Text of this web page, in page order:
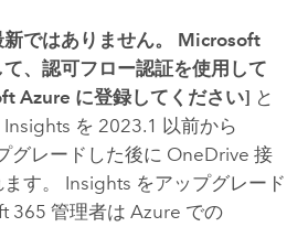
ではありません。 Microsoft
、認可フロー認証を使用して
Azure に登録してください] と
Insights を 2023.1 以前から
グレードした後に OneDrive 接
す。 Insights をアップグレード
365 管理者は Azure での